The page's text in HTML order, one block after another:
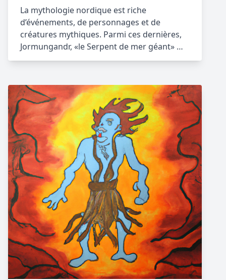
La mythologie nordique est riche
d’événements, de personnages et de
créatures mythiques. Parmi ces dernières,
Jormungandr, «le Serpent de mer géant» …